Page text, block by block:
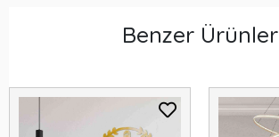
Benzer Ürünler